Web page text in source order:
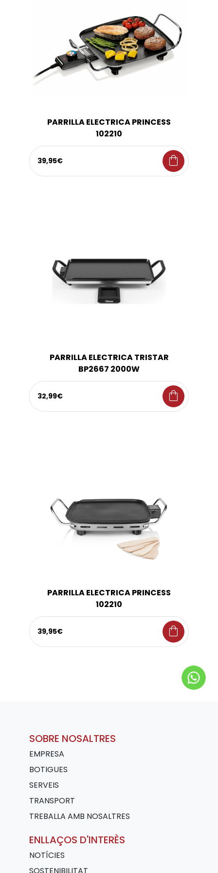
PARRILLA ELECTRICA PRINCESS
102210
39,95€ shopping_bag
PARRILLA ELECTRICA TRISTAR
BP2667 2000W
32,99€ shopping_bag
PARRILLA ELECTRICA PRINCESS
102210
39,95€ shopping_bag
SOBRE NOSALTRES
EMPRESA
BOTIGUES
SERVEIS
TRANSPORT
TREBALLA AMB NOSALTRES
ENLLAÇOS D'INTERÈS
NOTÍCIES